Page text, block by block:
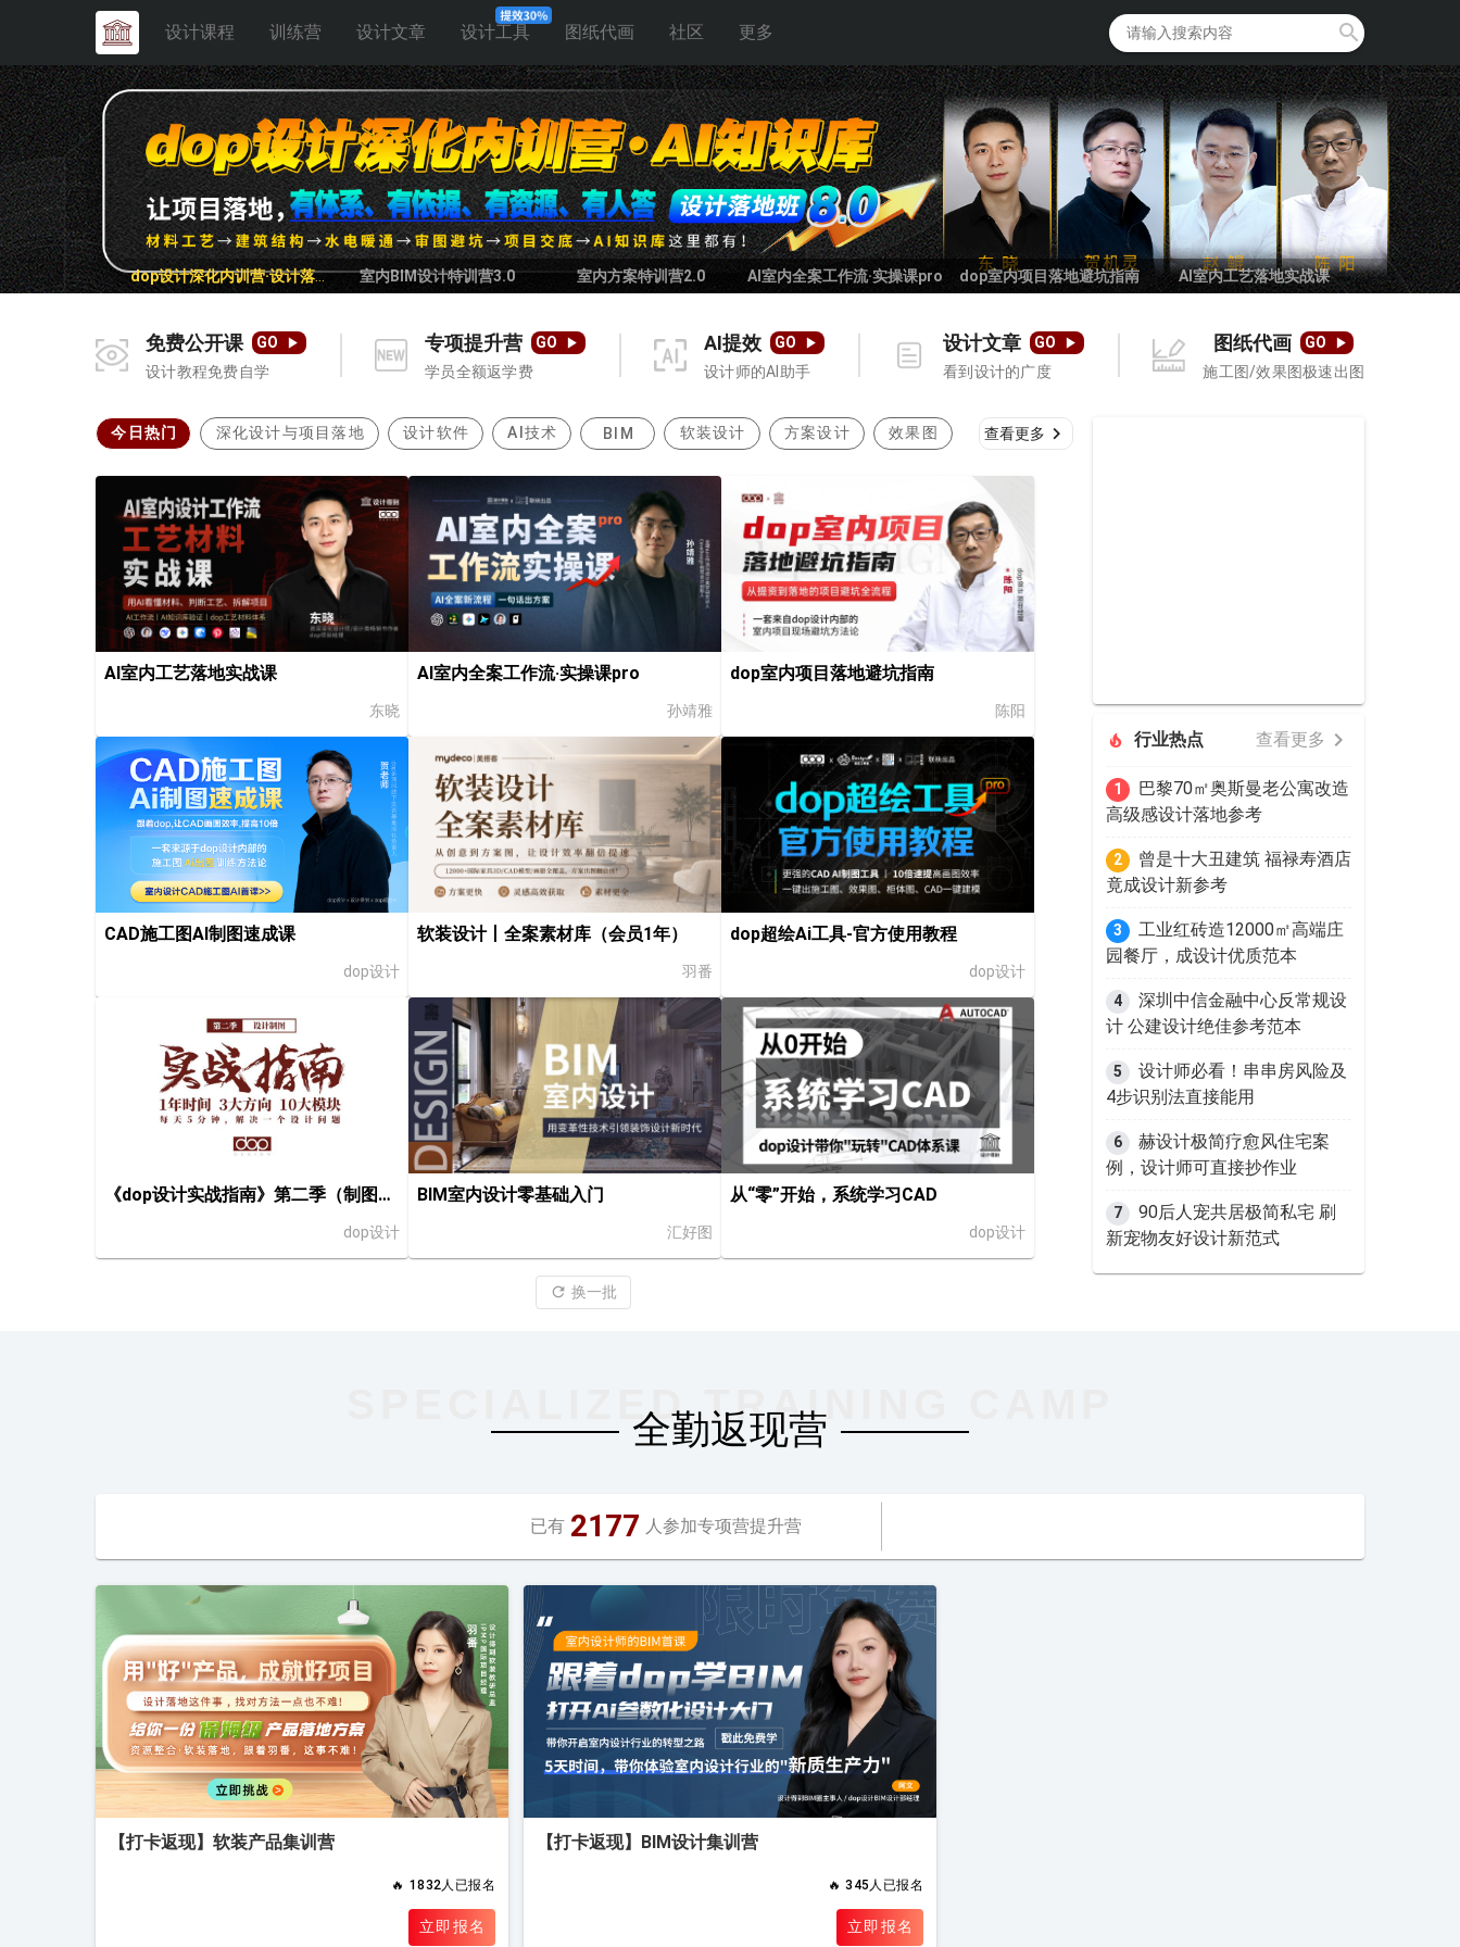
设计课程 训练营 设计文章 设计工具 图纸代画 社区 更多
dop设计深化内训营·设计落地8.0 室内BIM设计特训营3.0 室内方案特训营2.0 AI室内全案工作流·实操课pro dop室内项目落地避坑指南 AI室内工艺落地实战课
免费公开课
GO
设计教程免费自学
专项提升营
GO
学员全额返学费
AI提效
GO
设计师的AI助手
设计文章
GO
看到设计的广度
图纸代画
GO
施工图/效果图极速出图
今日热门 深化设计与项目落地 设计软件 AI技术 BIM 软装设计 方案设计 效果图 查看更多
AI室内工艺落地实战课
东晓
AI室内全案工作流·实操课pro
孙靖雅
dop室内项目落地避坑指南
陈阳
CAD施工图AI制图速成课
dop设计
软装设计丨全案素材库（会员1年）
羽番
dop超绘Ai工具-官方使用教程
dop设计
《dop设计实战指南》第二季（制图篇）
dop设计
BIM室内设计零基础入门
汇好图
从“零”开始，系统学习CAD
dop设计
换一批
行业热点 查看更多
1
巴黎70㎡奥斯曼老公寓改造
高级感设计落地参考
2
曾是十大丑建筑 福禄寿酒店
竟成设计新参考
3
工业红砖造12000㎡高端庄
园餐厅，成设计优质范本
4
深圳中信金融中心反常规设
计 公建设计绝佳参考范本
5
设计师必看！串串房风险及
4步识别法直接能用
6
赫设计极简疗愈风住宅案
例，设计师可直接抄作业
7
90后人宠共居极简私宅 刷
新宠物友好设计新范式
SPECIALIZED TRAINING CAMP
全勤返现营
已有 2177 人参加专项营提升营
【打卡返现】软装产品集训营
🔥 1832人已报名
立即报名
【打卡返现】BIM设计集训营
🔥 345人已报名
立即报名